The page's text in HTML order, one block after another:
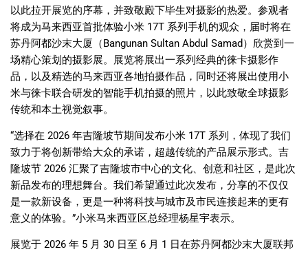
以此拉开展览的序幕，并致敬殿下毕生对摄影的热爱。参观者
将成为马来西亚首批体验小米 17T 系列手机的观众，届时将在
苏丹阿都沙末大厦（Bangunan Sultan Abdul Samad）欣赏到一
场精心策划的摄影展。展览将展出一系列经典的徕卡摄影作
品，以及精选的马来西亚各地拍摄作品，同时还将展出使用小
米与徕卡联合研发的智能手机拍摄的照片，以此致敬全球摄影
传统和本土视觉叙事。
“选择在 2026 年吉隆坡节期间发布小米 17T 系列，体现了我们
致力于将创新带给大众的承诺，超越传统的产品展示形式。吉
隆坡节 2026 汇聚了吉隆坡市中心的文化、创意和社区，是此次
新品发布的理想舞台。我们希望通过此次发布，分享的不仅仅
是一款新设备，更是一种将科技与城市及市民连接起来的更有
意义的体验。 ”小米马来西亚区总经理杨星宇表示。
展览于 2026 年 5 月 30 日至 6 月 1 日在苏丹阿都沙末大厦联邦